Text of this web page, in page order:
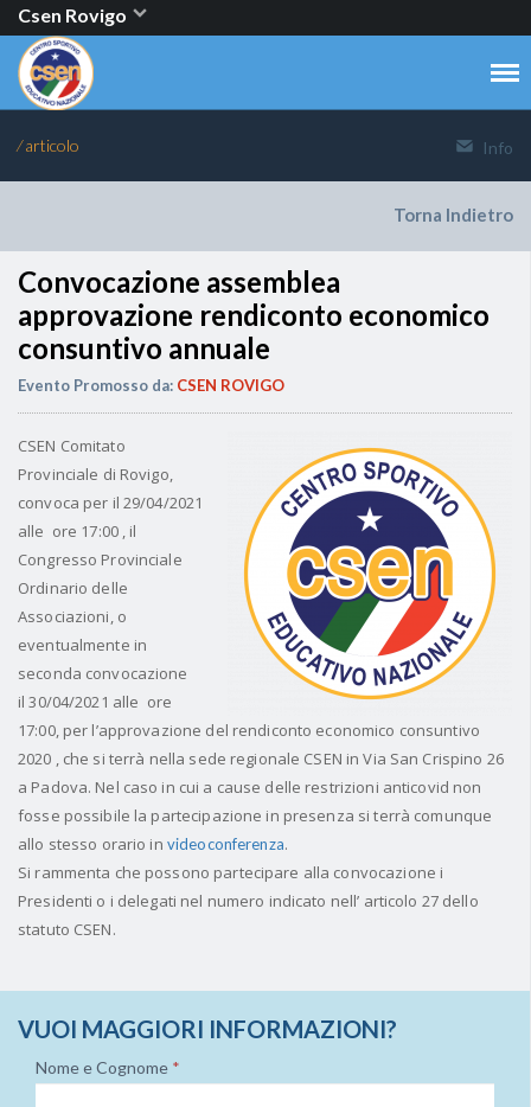
Csen Rovigo
⁄ articolo Info
Torna Indietro
Convocazione assemblea
approvazione rendiconto economico
consuntivo annuale
Evento Promosso da: CSEN ROVIGO
CSEN Comitato
Provinciale di Rovigo,
convoca per il 29/04/2021
alle ore 17:00 , il
Congresso Provinciale
Ordinario delle
Associazioni, o
eventualmente in
seconda convocazione
il30/04/2021 alle ore
17:00, per l’approvazione del rendiconto economico consuntivo
2020 , che si terrà nella sede regionale CSEN in Via San Crispino 26
a Padova. Nel caso in cui a cause delle restrizioni anticovid non
fosse possibile la partecipazione in presenza si terrà comunque
allo stesso orario in videoconferenza.
Si rammenta che possono partecipare alla convocazione i
Presidenti o i delegati nel numero indicato nell’ articolo 27 dello
statuto CSEN.
VUOI MAGGIORI INFORMAZIONI?
Nome e Cognome *